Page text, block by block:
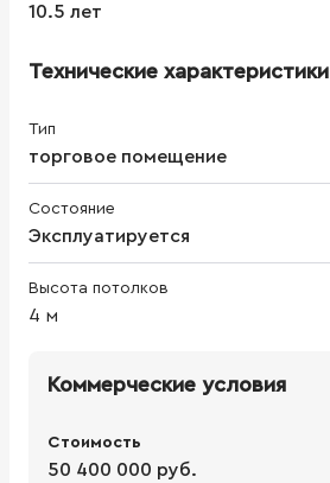
10.5 лет
Технические характеристики
Тип
торговое помещение
Состояние
Эксплуатируется
Высота потолков
4 м
Коммерческие условия
Стоимость
50 400 000 руб.